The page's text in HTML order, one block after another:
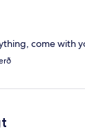
come with